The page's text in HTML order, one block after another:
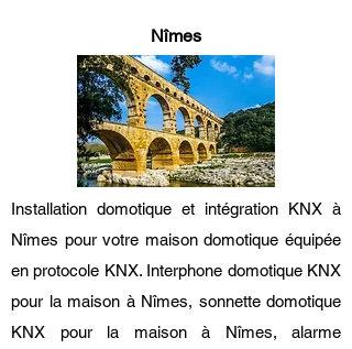
Nîmes
Installation domotique et intégration KNX à
Nîmes pour votre maison domotique équipée
en protocole KNX. Interphone domotique KNX
pour la maison à Nîmes, sonnette domotique
KNX pour la maison à Nîmes, alarme